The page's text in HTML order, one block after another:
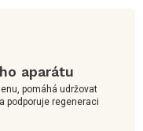
aparátu
pomáhá udržovat
podporuje regeneraci